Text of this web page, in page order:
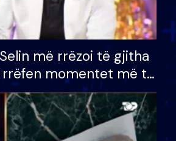
më rrëzoi të gjitha
rrëfen momentet më të
e BB VIP: Do më
e mëngjesit kur…